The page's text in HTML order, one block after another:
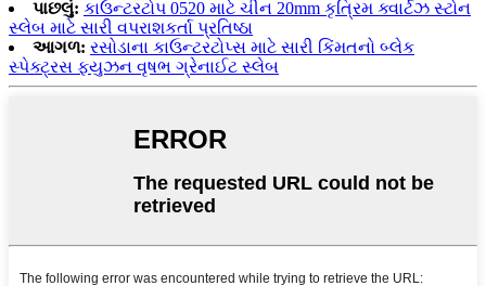
પાછલું: કાઉન્ટરટોપ 0520 માટે ચીન 20mm કૃત્રિમ ક્વાર્ટઝ સ્ટોન
સ્લેબ માટે સારી વપરાશકર્તા પ્રતિષ્ઠા
આગળ: રસોડાના કાઉન્ટરટોપ્સ માટે સારી કિંમતનો બ્લેક
સ્પેક્ટ્રસ ફ્યુઝન વૃષભ ગ્રેનાઈટ સ્લેબ